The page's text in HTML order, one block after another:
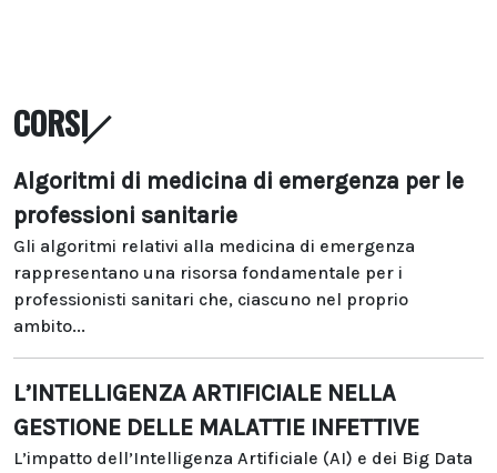
CORSI
Algoritmi di medicina di emergenza per le
professioni sanitarie
Gli algoritmi relativi alla medicina di emergenza
rappresentano una risorsa fondamentale per i
professionisti sanitari che, ciascuno nel proprio
ambito...
L’INTELLIGENZA ARTIFICIALE NELLA
GESTIONE DELLE MALATTIE INFETTIVE
L’impatto dell’Intelligenza Artificiale (AI) e dei Big Data